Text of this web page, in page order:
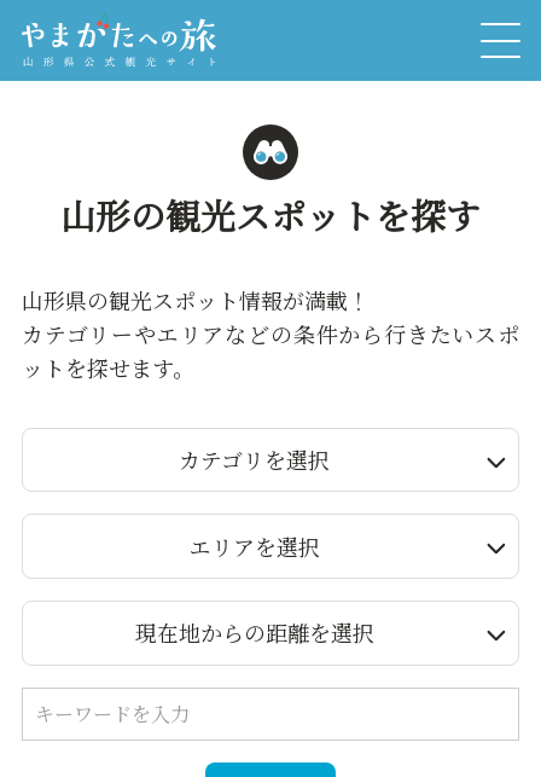
山形の観光スポットを探す
山形県の観光スポット情報が満載！
カテゴリーやエリアなどの条件から行きたいスポ
ットを探せます。
カテゴリを選択
エリアを選択
現在地からの距離を選択